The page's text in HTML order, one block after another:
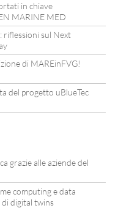
in chiave
MARINE MED
riflessioni sul Next
di MAREinFVG!
del progetto uBlueTec
grazie alle aziende del
computing e data
di digital twins